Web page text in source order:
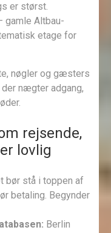
er størst.
gamle Altbau-
etage for
nøgler og gæsters
nægter adgang,
rejsende,
lovlig
bør stå i toppen af
betaling. Begynder
Berlin